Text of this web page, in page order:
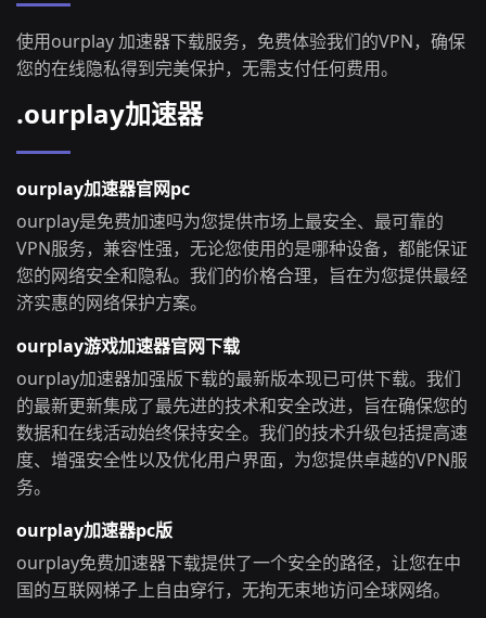
使用ourplay 加速器下载服务，免费体验我们的VPN，确保
您的在线隐私得到完美保护，无需支付任何费用。
.ourplay加速器
ourplay加速器官网pc
ourplay是免费加速吗为您提供市场上最安全、最可靠的
VPN服务，兼容性强，无论您使用的是哪种设备，都能保证
您的网络安全和隐私。我们的价格合理，旨在为您提供最经
济实惠的网络保护方案。
ourplay游戏加速器官网下载
ourplay加速器加强版下载的最新版本现已可供下载。我们
的最新更新集成了最先进的技术和安全改进，旨在确保您的
数据和在线活动始终保持安全。我们的技术升级包括提高速
度、增强安全性以及优化用户界面，为您提供卓越的VPN服
务。
ourplay加速器pc版
ourplay免费加速器下载提供了一个安全的路径，让您在中
国的互联网梯子上自由穿行，无拘无束地访问全球网络。